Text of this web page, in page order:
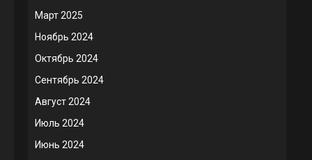
Март 2025
Ноябрь 2024
Октябрь 2024
Сентябрь 2024
Август 2024
Июль 2024
Июнь 2024